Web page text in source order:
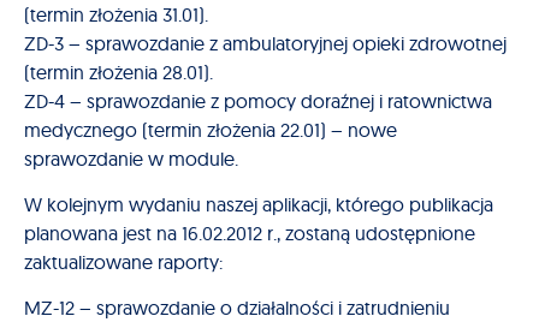
(termin złożenia 31.01).
ZD-3 – sprawozdanie z ambulatoryjnej opieki zdrowotnej
(termin złożenia 28.01).
ZD-4 – sprawozdanie z pomocy doraźnej i ratownictwa
medycznego (termin złożenia 22.01) – nowe
sprawozdanie w module.
W kolejnym wydaniu naszej aplikacji, którego publikacja
planowana jest na 16.02.2012 r., zostaną udostępnione
zaktualizowane raporty:
MZ-12 – sprawozdanie o działalności i zatrudnieniu